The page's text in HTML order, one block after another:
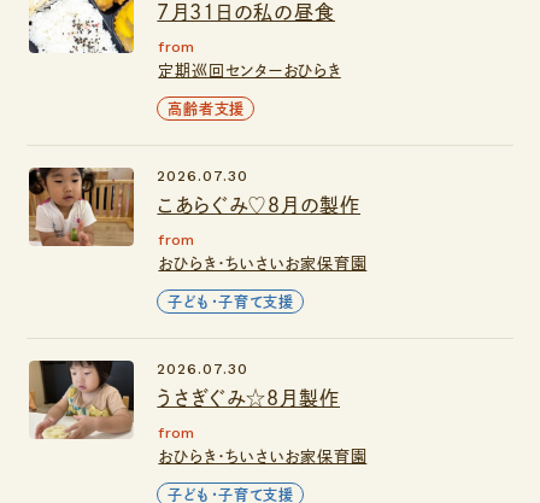
7月31日の私の昼食
from
定期巡回センターおひらき
高齢者支援
こあらぐみ♡８月の製作
2026.07.30
from
おひらき・ちいさいお家保育園
子ども・子育て支援
うさぎぐみ☆8月製作
2026.07.30
from
おひらき・ちいさいお家保育園
子ども・子育て支援